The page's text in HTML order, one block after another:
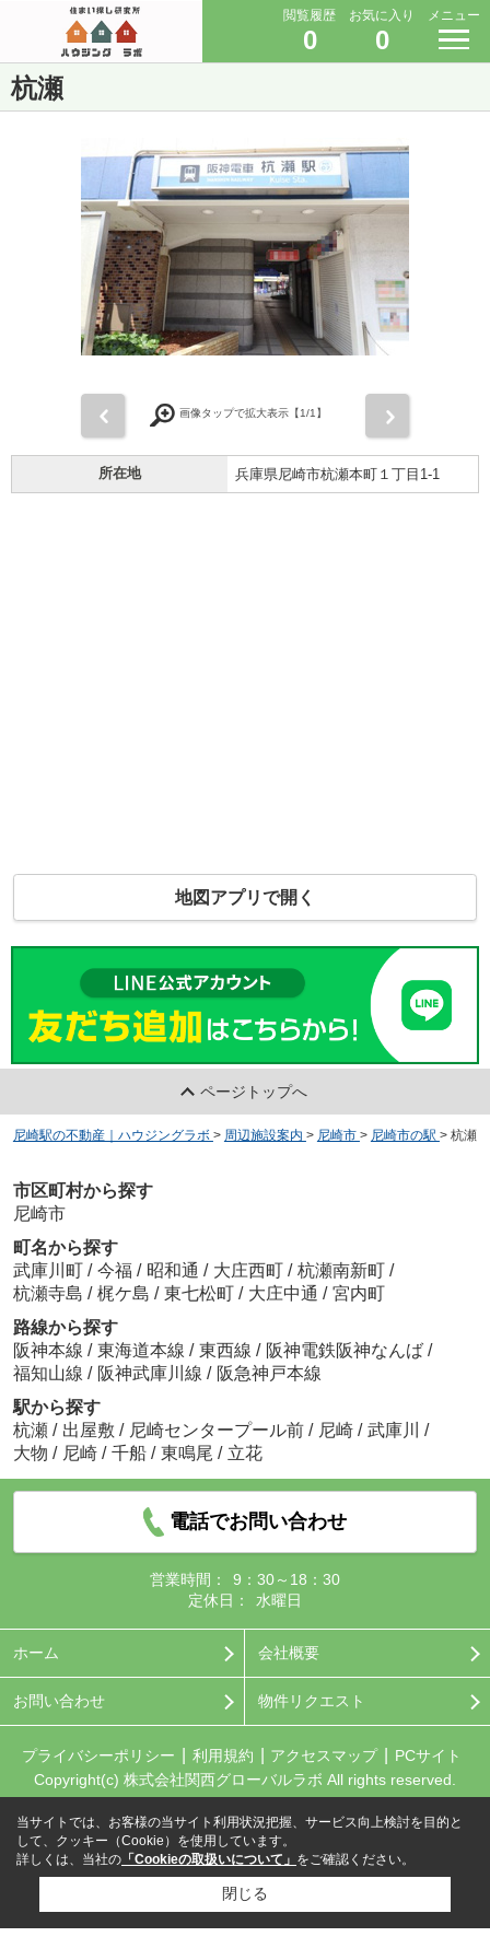
閲覧履歴
0
お気に入り
0
メニュー
杭瀬
画像タップで拡大表示【1/1】
所在地 兵庫県尼崎市杭瀬本町１丁目1-1
地図アプリで開く
ページトップへ
尼崎駅の不動産｜ハウジングラボ > 周辺施設案内 > 尼崎市 > 尼崎市の駅 > 杭瀬
市区町村から探す
尼崎市
町名から探す
武庫川町 / 今福 / 昭和通 / 大庄西町 / 杭瀬南新町 /
杭瀬寺島 / 梶ケ島 / 東七松町 / 大庄中通 / 宮内町
路線から探す
阪神本線 / 東海道本線 / 東西線 / 阪神電鉄阪神なんば /
福知山線 / 阪神武庫川線 / 阪急神戸本線
駅から探す
杭瀬 / 出屋敷 / 尼崎センタープール前 / 尼崎 / 武庫川
/
大物 / 尼崎 / 千船 / 東鳴尾 / 立花
電話でお問い合わせ
営業時間：
9：30～18：30
定休日：
水曜日
ホーム 会社概要
お問い合わせ 物件リクエスト
プライバシーポリシー 利用規約 アクセスマップ
PCサイト
Copyright(c) 株式会社関西グローバルラボ All rights reserved.
当サイトでは、お客様の当サイト利用状況把握、サービス向上検討を目的と
して、クッキー（Cookie）を使用しています。
詳しくは、当社の 「Cookieの取扱いについて」 をご確認ください。
閉じる